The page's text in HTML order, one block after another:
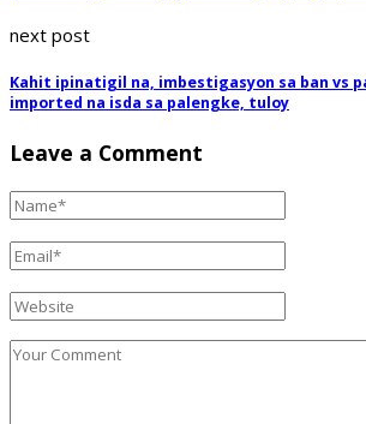
next post
Kahit ipinatigil na, imbestigasyon sa ban vs
imported na isda sa palengke, tuloy
Leave a Comment